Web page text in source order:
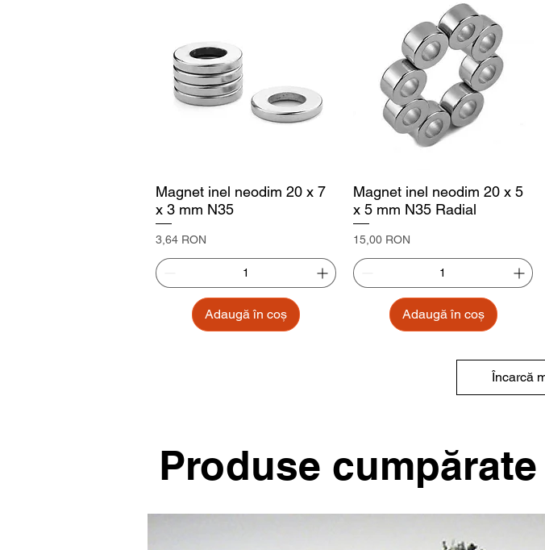
Magnet inel neodim 20 x 7
x 3 mm N35
Preț
3,64 RON
Adaugă în coș
Magnet inel neodim 20 x 5
x 5 mm N35 Radial
Preț
15,00 RON
Adaugă în coș
Încarcă
Produse